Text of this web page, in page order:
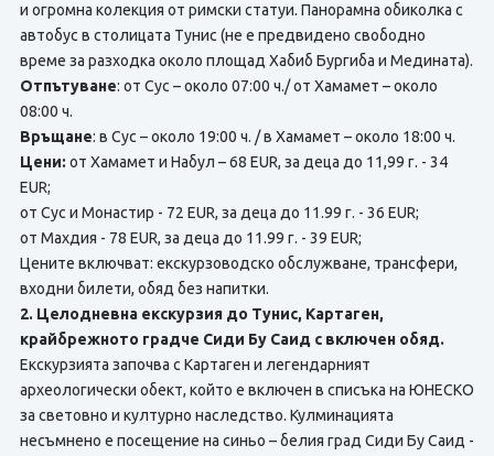
и огромна колекция от римски статуи. Панорамна обиколка с
автобус в столицата Тунис (не е предвидено свободно
време за разходка около площад Хабиб Бургиба и Медината).
Отпътуване: от Сус – около 07:00 ч./ от Хамамет – около
08:00 ч.
Връщане: в Сус – около 19:00 ч. / в Хамамет – около 18:00 ч.
Цени: от Хамамет и Набул – 68 EUR, за деца до 11,99 г. - 34
EUR;
от Сус и Монастир - 72 EUR, за деца до 11.99 г. - 36 EUR;
от Махдия - 78 EUR, за деца до 11.99 г. - 39 EUR;
Цените включват: екскурзоводско обслужване, трансфери,
входни билети, обяд без напитки.
2. Целодневна екскурзия до Тунис, Картаген,
крайбрежното градче Сиди Бу Саид с включен обяд.
Екскурзията започва с Картаген и легендарният
археологически обект, който е включен в списъка на ЮНЕСКО
за световно и културно наследство. Кулминацията
несъмнено е посещение на синьо – белия град Сиди Бу Саид -